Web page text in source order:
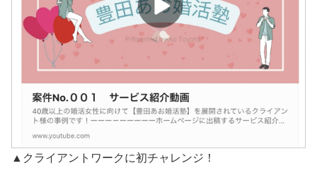
▲クライアントワークに初チャレンジ！